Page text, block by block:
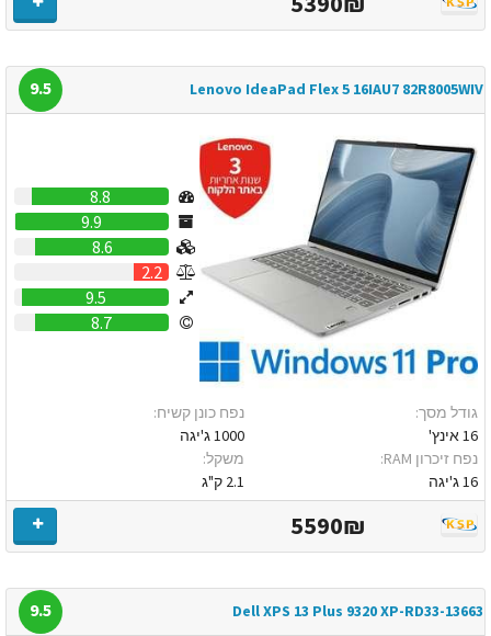
Lenovo IdeaPad Flex 5 16IAU7 82R8005WIV
9.5
8.8
9.9
8.6
2.2
9.5
8.7
גודל מסך:
16 אינץ'
נפח זיכרון RAM:
16 ג'יגה
נפח כונן קשיח:
1000 ג'יגה
משקל:
2.1 ק"ג
5590₪
Dell XPS 13 Plus 9320 XP-RD33-13663
9.5